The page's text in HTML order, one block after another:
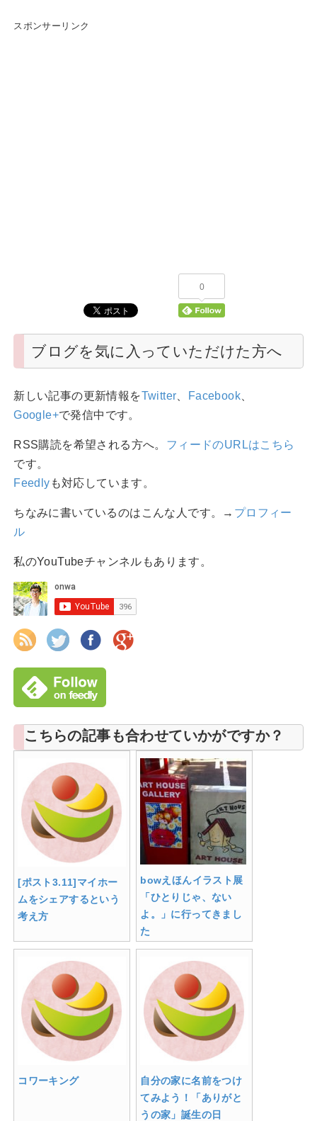
スポンサーリンク
0
ブログを気に入っていただけた方へ
新しい記事の更新情報をTwitter Facebook
Google+で発信中です。
RSS購読を希望される方へ。 フィードのURLはこちら
です。
Feedly も対応しています。
ちなみに書いているのはこんな人です。→ プロフィー
ル
私のYouTubeチャンネルもあります。
こちらの記事も合わせていかがですか？
[ポスト3.11]マイホー
ムをシェアするという
考え方
bowえほんイラスト展
「ひとりじゃ、ない
よ。」に行ってきまし
た
コワーキング
自分の家に名前をつけ
てみよう！「ありがと
うの家」誕生の日